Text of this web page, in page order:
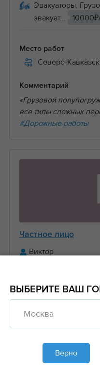
Эвакуаторы,
эвакуат...
Место работ
Северо-
Комментарий
«Грузовой
все типы сложных
#Дорожные работы
Частное лицо
Виктор
Обновлено больше недели
Моя спецтехника
Манипуляторы,
ВЫБЕРИТЕ ВАШ
Москва
Верно